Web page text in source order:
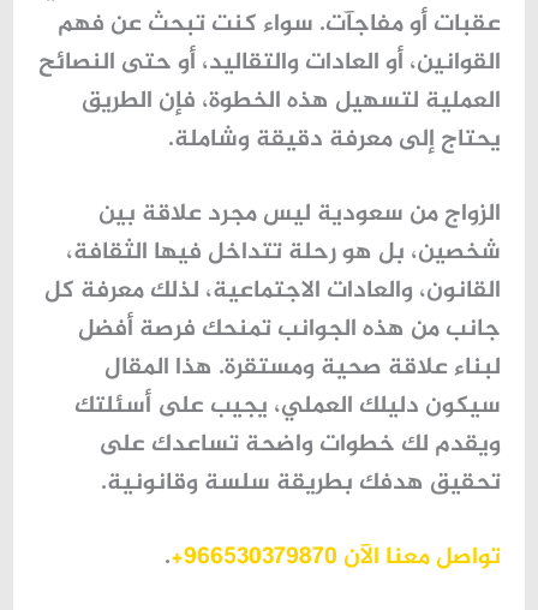
عقبات أو مفاجآت. سواء كنت تبحث عن فهم
القوانين، أو العادات والتقاليد، أو حتى النصائح
العملية لتسهيل هذه الخطوة، فإن الطريق
يحتاج إلى معرفة دقيقة وشاملة.
الزواج من سعودية ليس مجرد علاقة بين
شخصين، بل هو رحلة تتداخل فيها الثقافة،
القانون، والعادات الاجتماعية، لذلك معرفة كل
جانب من هذه الجوانب تمنحك فرصة أفضل
لبناء علاقة صحية ومستقرة. هذا المقال
سيكون دليلك العملي، يجيب على أسئلتك
ويقدم لك خطوات واضحة تساعدك على
تحقيق هدفك بطريقة سلسة وقانونية.
تواصل معنا الآن 966530379870+
.